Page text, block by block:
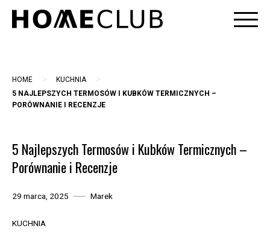
Skip
HOME > KUCHNIA >
5 NAJLEPSZYCH TERMOSÓW I KUBKÓW TERMICZNYCH –
PORÓWNANIE I RECENZJE
5 Najlepszych Termosów i Kubków Termicznych –
Porównanie i Recenzje
29 marca, 2025 Marek
KUCHNIA